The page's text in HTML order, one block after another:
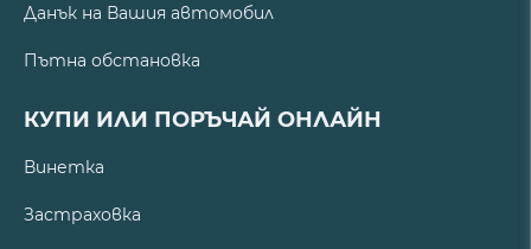
Данък на Вашия автомобил
Пътна обстановка
КУПИ ИЛИ ПОРЪЧАЙ ОНЛАЙН
Винетка
Застраховка